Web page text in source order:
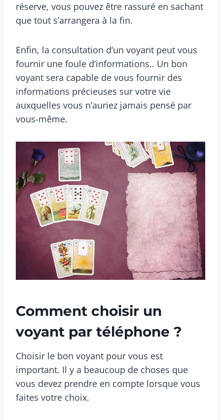
réserve, vous pouvez être rassuré en sachant
que tout s’arrangera à la fin.
Enfin, la consultation d’un voyant peut vous
fournir une foule d’informations.. Un bon
voyant sera capable de vous fournir des
informations précieuses sur votre vie
auxquelles vous n’auriez jamais pensé par
vous-même.
Comment choisir un
voyant par téléphone ?
Choisir le bon voyant pour vous est
important. Il y a beaucoup de choses que
vous devez prendre en compte lorsque vous
faites votre choix.